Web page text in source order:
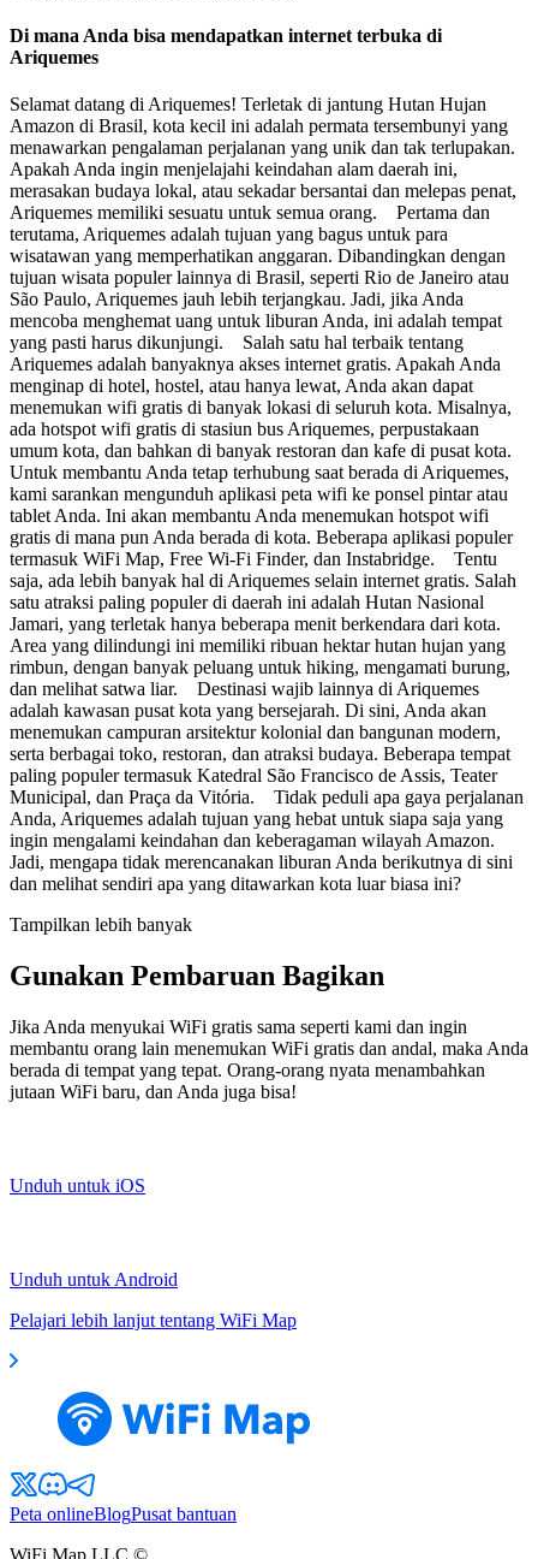
Di mana Anda bisa mendapatkan internet terbuka di
Ariquemes
Selamat datang di Ariquemes! Terletak di jantung Hutan Hujan
Amazon di Brasil, kota kecil ini adalah permata tersembunyi yang
menawarkan pengalaman perjalanan yang unik dan tak terlupakan.
Apakah Anda ingin menjelajahi keindahan alam daerah ini,
merasakan budaya lokal, atau sekadar bersantai dan melepas penat,
Ariquemes memiliki sesuatu untuk semua orang. Pertama dan
terutama, Ariquemes adalah tujuan yang bagus untuk para
wisatawan yang memperhatikan anggaran. Dibandingkan dengan
tujuan wisata populer lainnya di Brasil, seperti Rio de Janeiro atau
São Paulo, Ariquemes jauh lebih terjangkau. Jadi, jika Anda
mencoba menghemat uang untuk liburan Anda, ini adalah tempat
yang pasti harus dikunjungi. Salah satu hal terbaik tentang
Ariquemes adalah banyaknya akses internet gratis. Apakah Anda
menginap di hotel, hostel, atau hanya lewat, Anda akan dapat
menemukan wifi gratis di banyak lokasi di seluruh kota. Misalnya,
ada hotspot wifi gratis di stasiun bus Ariquemes, perpustakaan
umum kota, dan bahkan di banyak restoran dan kafe di pusat kota.
Untuk membantu Anda tetap terhubung saat berada di Ariquemes,
kami sarankan mengunduh aplikasi peta wifi ke ponsel pintar atau
tablet Anda. Ini akan membantu Anda menemukan hotspot wifi
gratis di mana pun Anda berada di kota. Beberapa aplikasi populer
termasuk WiFi Map, Free Wi-Fi Finder, dan Instabridge. Tentu
saja, ada lebih banyak hal di Ariquemes selain internet gratis. Salah
satu atraksi paling populer di daerah ini adalah Hutan Nasional
Jamari, yang terletak hanya beberapa menit berkendara dari kota.
Area yang dilindungi ini memiliki ribuan hektar hutan hujan yang
rimbun, dengan banyak peluang untuk hiking, mengamati burung,
dan melihat satwa liar. Destinasi wajib lainnya di Ariquemes
adalah kawasan pusat kota yang bersejarah. Di sini, Anda akan
menemukan campuran arsitektur kolonial dan bangunan modern,
serta berbagai toko, restoran, dan atraksi budaya. Beberapa tempat
paling populer termasuk Katedral São Francisco de Assis, Teater
Municipal, dan Praça da Vitória. Tidak peduli apa gaya perjalanan
Anda, Ariquemes adalah tujuan yang hebat untuk siapa saja yang
ingin mengalami keindahan dan keberagaman wilayah Amazon.
Jadi, mengapa tidak merencanakan liburan Anda berikutnya di sini
dan melihat sendiri apa yang ditawarkan kota luar biasa ini?
Tampilkan lebih banyak
Gunakan Pembaruan Bagikan
Jika Anda menyukai WiFi gratis sama seperti kami dan ingin
membantu orang lain menemukan WiFi gratis dan andal, maka Anda
berada di tempat yang tepat. Orang-orang nyata menambahkan
jutaan WiFi baru, dan Anda juga bisa!
Unduh untuk iOS
Unduh untuk Android
Pelajari lebih lanjut tentang WiFi Map
Peta onlineBlogPusat bantuan
WiFi Map LLC ©